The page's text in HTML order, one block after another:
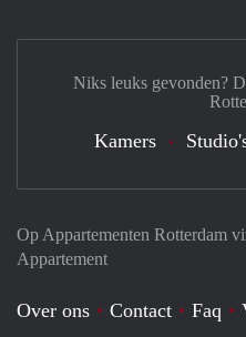
Op Appartementen Rotterdam
Appartement
Over ons Contact Faq
Niks leuks gevonden?
Kamers